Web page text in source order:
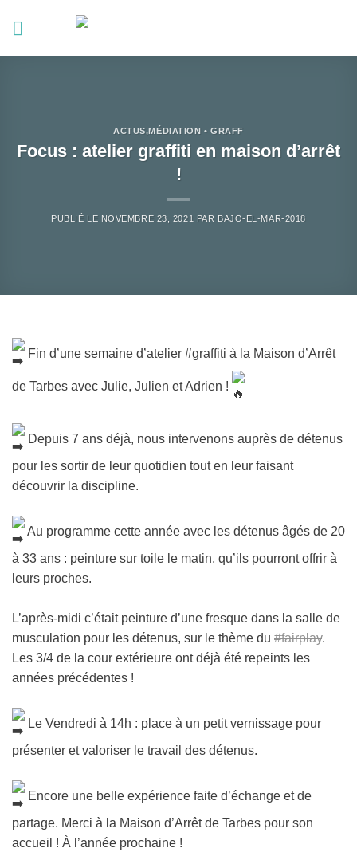
ACTUS,MÉDIATION • GRAFF
Focus : atelier graffiti en maison d’arrêt
!
PUBLIÉ LE NOVEMBRE 23, 2021 PAR BAJO-EL-MAR-2018
Fin d’une semaine d’atelier #graffiti à la Maison d’Arrêt
de Tarbes avec Julie, Julien et Adrien !
Depuis 7 ans déjà, nous intervenons auprès de détenus
pour les sortir de leur quotidien tout en leur faisant
découvrir la discipline.
Au programme cette année avec les détenus âgés de 20
à 33 ans : peinture sur toile le matin, qu’ils pourront offrir à
leurs proches.
L’après-midi c’était peinture d’une fresque dans la salle de
musculation pour les détenus, sur le thème du #fairplay.
Les 3/4 de la cour extérieure ont déjà été repeints les
années précédentes !
Le Vendredi à 14h : place à un petit vernissage pour
présenter et valoriser le travail des détenus.
Encore une belle expérience faite d’échange et de
partage. Merci à la Maison d’Arrêt de Tarbes pour son
accueil ! À l’année prochaine !